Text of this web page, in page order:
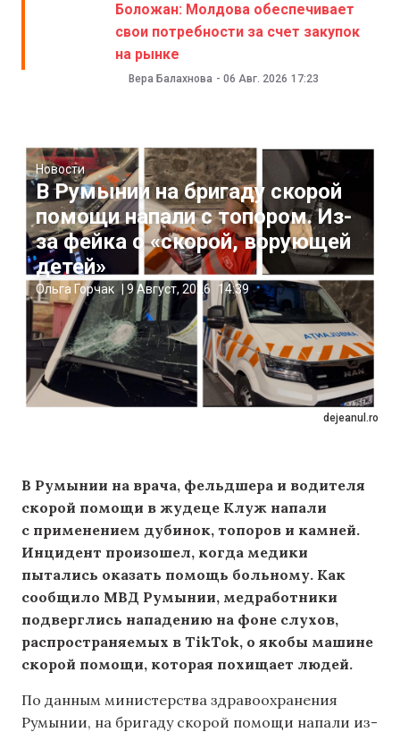
Боложан: Молдова обеспечивает
свои потребности за счет закупок
на рынке
Вера Балахнова - 06 Авг. 2026 17:23
dejeanul.ro
Новости
В Румынии на бригаду скорой
помощи напали с топором. Из-
за фейка о «скорой, ворующей
детей»
Ольга Горчак 9 Август, 2026 14:39
В Румынии на врача, фельдшера и водителя
скорой помощи в жудеце Клуж напали
с применением дубинок, топоров и камней.
Инцидент произошел, когда медики
пытались оказать помощь больному. Как
сообщило МВД Румынии, медработники
подверглись нападению на фоне слухов,
распространяемых в TikTok, о якобы машине
скорой помощи, которая похищает людей.
По данным министерства здравоохранения
Румынии, на бригаду скорой помощи напали из-